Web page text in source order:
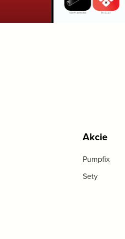
Akcie
Pumpfix
Sety